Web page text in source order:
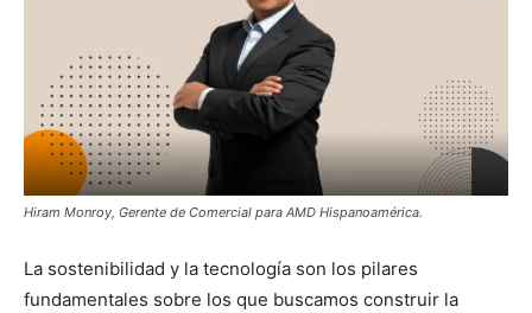
Hiram Monroy, Gerente de Comercial para AMD Hispanoamérica.
La sostenibilidad y la tecnología son los pilares
fundamentales sobre los que buscamos construir la